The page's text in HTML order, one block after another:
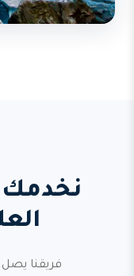
نخدمك
فريقنا